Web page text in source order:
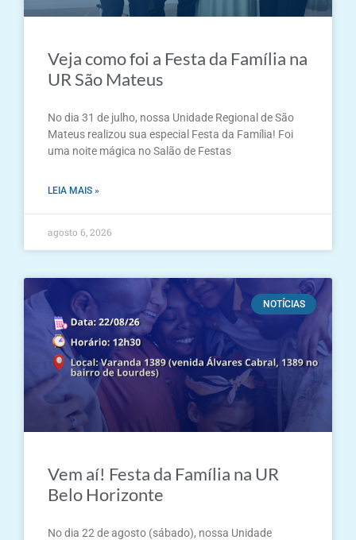
Veja como foi a Festa da Família na
UR São Mateus
No dia 31 de julho, nossa Unidade Regional de São
Mateus realizou sua especial Festa da Família! Foi
uma noite mágica no Salão de Festas
LEIA MAIS »
agosto 6, 2026
NOTÍCIAS
Vem aí! Festa da Família na UR
Belo Horizonte
No dia 22 de agosto (sábado), nossa Unidade